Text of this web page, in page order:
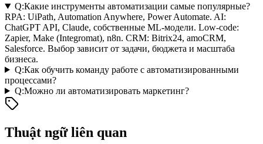
Q:Какие инструменты автоматизации самые популярные?
RPA: UiPath, Automation Anywhere, Power Automate. AI:
ChatGPT API, Claude, собственные ML-модели. Low-code:
Zapier, Make (Integromat), n8n. CRM: Bitrix24, amoCRM,
Salesforce. Выбор зависит от задачи, бюджета и масштаба
бизнеса.
Q:Как обучить команду работе с автоматизированными
процессами?
Q:Можно ли автоматизировать маркетинг?
Thuật ngữ liên quan